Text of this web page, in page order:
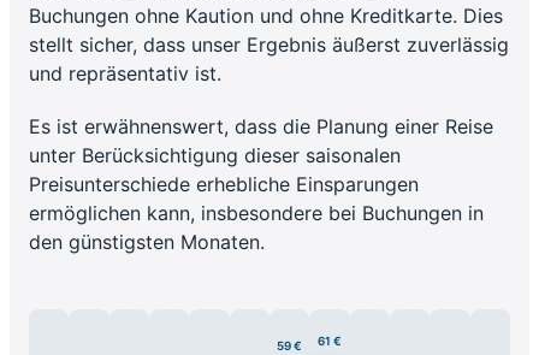
Buchungen ohne Kaution und ohne Kreditkarte. Dies
stellt sicher, dass unser Ergebnis äußerst zuverlässig
und repräsentativ ist.
Es ist erwähnenswert, dass die Planung einer Reise
unter Berücksichtigung dieser saisonalen
Preisunterschiede erhebliche Einsparungen
ermöglichen kann, insbesondere bei Buchungen in
den günstigsten Monaten.
59 € 61 €